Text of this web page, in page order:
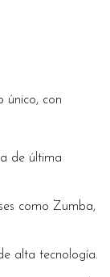
único, con
de última
como Zumba,
alta tecnología.